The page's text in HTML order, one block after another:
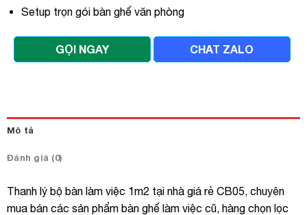
Setup trọn gói bàn ghế văn phòng
GỌI NGAY CHAT ZALO
Mô tả
Đánh giá (0)
Thanh lý bộ bàn làm việc 1m2 tại nhà giá rẻ CB05, chuyên
mua bán các sản phẩm bàn ghế làm việc cũ, hàng chọn lọc